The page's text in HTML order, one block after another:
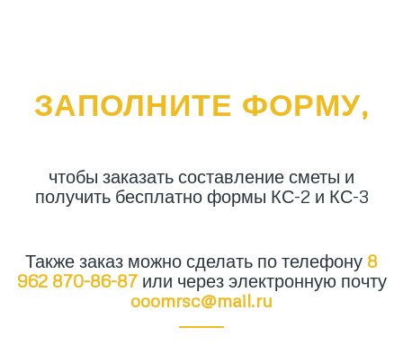
ЗАПОЛНИТЕ ФОРМУ,
чтобы заказать составление сметы и
получить бесплатно формы КС-2 и КС-3
Также заказ можно сделать по телефону 8
962 870-86-87или через электронную почту
ooomrsc@mail.ru